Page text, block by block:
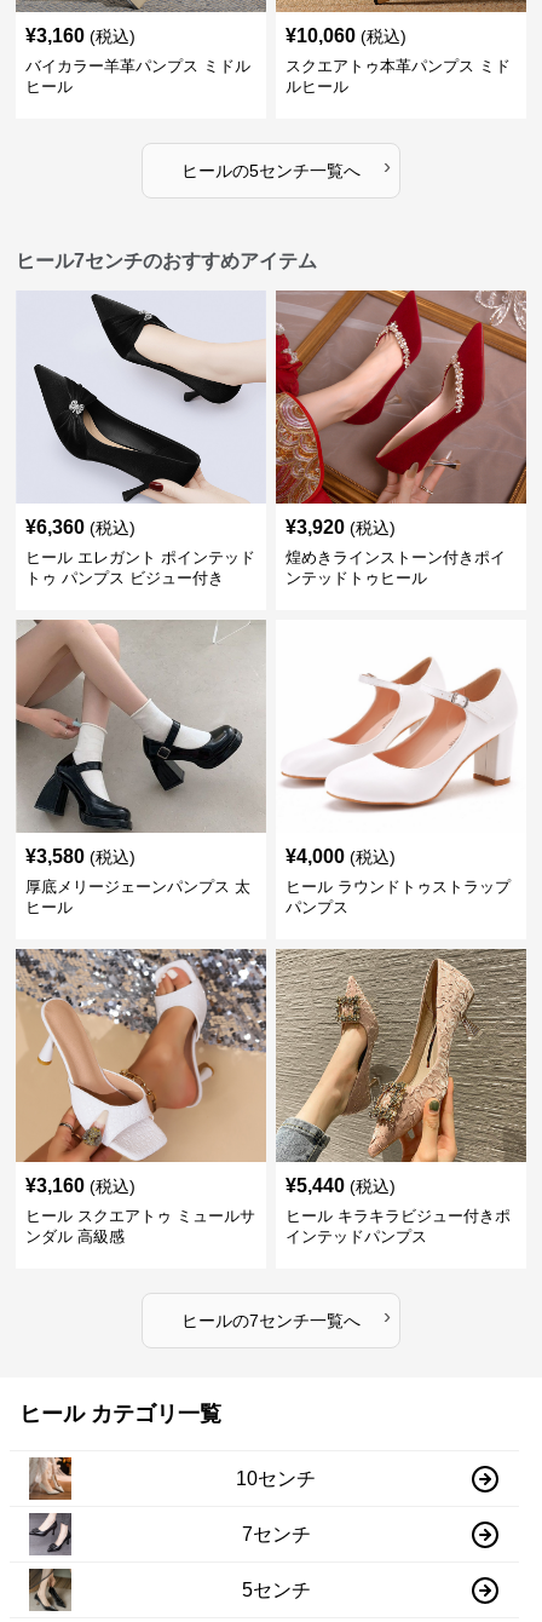
¥3,160 (税込)
バイカラー羊革パンプス ミドル
ヒール
¥10,060 (税込)
スクエアトゥ本革パンプス ミド
ルヒール
ヒールの5センチ一覧へ ›
ヒール7センチのおすすめアイテム
¥6,360 (税込)
ヒール エレガント ポインテッド
トゥ パンプス ビジュー付き
¥3,920 (税込)
煌めきラインストーン付きポイ
ンテッドトゥヒール
¥3,580 (税込)
厚底メリージェーンパンプス 太
ヒール
¥4,000 (税込)
ヒール ラウンドトゥストラップ
パンプス
¥3,160 (税込)
ヒール スクエアトゥ ミュールサ
ンダル 高級感
¥5,440 (税込)
ヒール キラキラビジュー付きポ
インテッドパンプス
ヒールの7センチ一覧へ ›
ヒール カテゴリ一覧
10センチ
7センチ
5センチ